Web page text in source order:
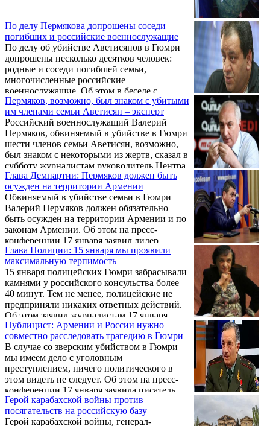
По делу Пермякова допрошены соседи
погибших и российские военнослужащие
По делу об убийстве Аветисянов в Гюмри
допрошены несколько десятков человек:
родные и соседи погибшей семьи,
многочисленные российские
военнослужащие. Об этом в беседе с
корреспондентом Новости Армении –
NEWS.am сообщила советник руководителя
Следственного комитета Армении Сонна
Трузян.
Пермяков, возможно, был знаком с убитыми
им членами семьи Аветисян – эксперт
Российский военнослужащий Валерий
Пермяков, обвиняемый в убийстве в Гюмри
шести членов семьи Аветисян, возможно,
был знаком с некоторыми из жертв, сказал в
субботу журналистам руководитель Центра
реабилитации жертв деструктивных
культов Александр Амарян.
Глава Демпартии: Пермяков должен быть
осужден на территории Армении
Обвиняемый в убийстве семьи в Гюмри
Валерий Пермяков должен обязательно
быть осужден на территории Армении и по
законам Армении. Об этом на пресс-
конференции 17 января заявил лидер
Демократической партии Армении Арам
Саркисян.
Глава Полиции: 15 января мы проявили
максимальную терпимость
15 января полицейских Гюмри забрасывали
камнями у российского консульства более
40 минут. Тем не менее, полицейские не
предприняли никаких ответных действий.
Об этом заявил журналистам 17 января
начальник Полиции Армении Владимир
Гаспарян.
Публицист: Армении и России нужно
совместно расследовать трагедию в Гюмри
В случае со зверским убийством в Гюмри
мы имеем дело с уголовным
преступлением, ничего политического в
этом видеть не следует. Об этом на пресс-
конференции 17 января заявила писатель,
публицист Седа Вермишева.
Герой карабахской войны против
посягательств на российскую базу
Герой карабахской войны, генерал-